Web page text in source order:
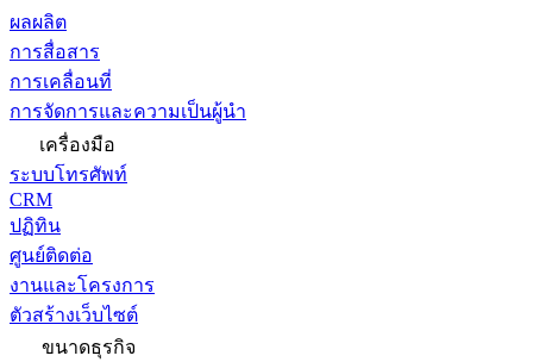
ผลผลิต
การสื่อสาร
การเคลื่อนที่
การจัดการและความเป็นผู้นำ
เครื่องมือ
ระบบโทรศัพท์
CRM
ปฏิทิน
ศูนย์ติดต่อ
งานและโครงการ
ตัวสร้างเว็บไซต์
ขนาดธุรกิจ